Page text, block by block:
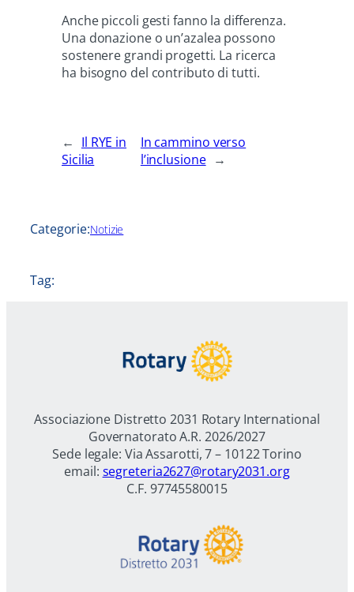
Anche piccoli gesti fanno la differenza.
Una donazione o un’azalea possono
sostenere grandi progetti. La ricerca
ha bisogno del contributo di tutti.
← Il RYE in
Sicilia
In cammino verso
l’inclusione →
Categorie:Notizie
Tag:
Associazione Distretto 2031 Rotary International
Governatorato A.R. 2026/2027
Sede legale: Via Assarotti, 7 – 10122 Torino
email: segreteria2627@rotary2031.org
C.F. 97745580015